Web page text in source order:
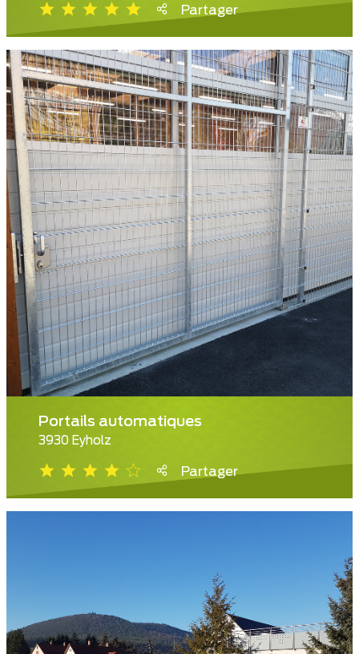
Partager
Portails automatiques
3930 Eyholz
Partager